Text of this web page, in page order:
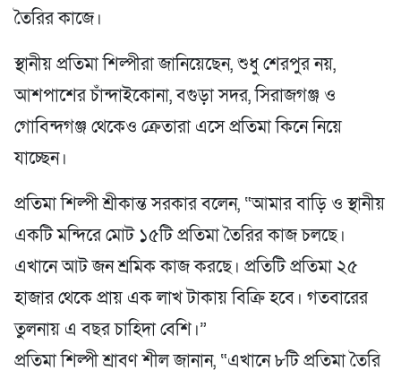
তৈরির কাজে।
স্থানীয় প্রতিমা শিল্পীরা জানিয়েছেন, শুধু শেরপুর নয়,
আশপাশের চাঁন্দাইকোনা, বগুড়া সদর, সিরাজগঞ্জ ও
গোবিন্দগঞ্জ থেকেও ক্রেতারা এসে প্রতিমা কিনে নিয়ে
যাচ্ছেন।
প্রতিমা শিল্পী শ্রীকান্ত সরকার বলেন, “আমার বাড়ি ও স্থানীয়
একটি মন্দিরে মোট ১৫টি প্রতিমা তৈরির কাজ চলছে।
এখানে আট জন শ্রমিক কাজ করছে। প্রতিটি প্রতিমা ২৫
হাজার থেকে প্রায় এক লাখ টাকায় বিক্রি হবে। গতবারের
তুলনায় এ বছর চাহিদা বেশি।”
প্রতিমা শিল্পী শ্রাবণ শীল জানান, “এখানে ৮টি প্রতিমা তৈরি